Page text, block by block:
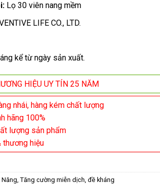
Lọ 30 viên nang mềm
LIFE CO., LTD.
kể từ ngày sản xuất.
HIỆU UY TÍN 25 NĂM
nhái, hàng kém chất lượng
hãng 100%
lượng sản phẩm
thương hiệu
Năng Tăng cường miễn dịch, đề kháng